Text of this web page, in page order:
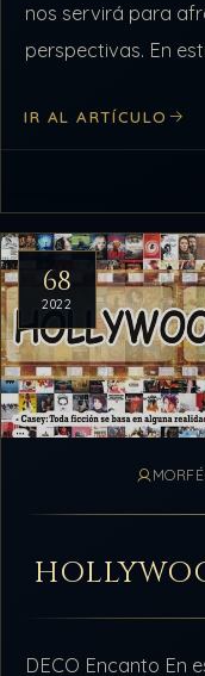
nos servirá para
perspectivas. En
IR AL ARTÍCULO
68
2022
DECO Encanto En